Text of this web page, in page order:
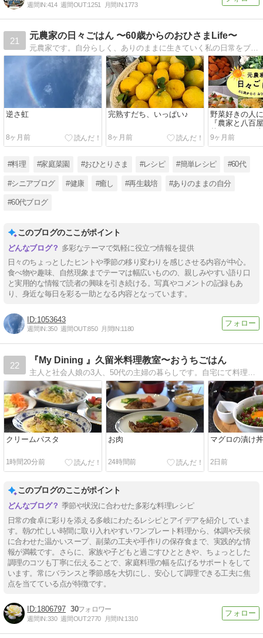
週間IN:414 週間OUT:1251 月間IN:1773
21
元農家の日々ごはん 〜60歳からのおひさまLife〜
元農家です。自分らしく、ありのままに生きていく私の日常をブログに書いていきたいと思います。記事内容は、料理、プランター栽培、再生栽培などなど。ぜひ一度見てくださいね！
逆さ虹
8ヶ月前
完熟すだち、いっぱい♪
8ヶ月前
野菜好きの人
『農家と八百
菜まるごと！
ピ』発売のお
9ヶ月前
#料理 #家庭菜園 #おひとりさま #レシピ #簡単レシピ #60代
#シニアブログ #健康 #癒し #再生栽培 #ありのままの自分
#60代ブログ
このブログのここがポイント
多彩なテーマで気軽に役立つ情報を提供
日々のちょっとしたヒントや季節の移り変わりを感じさせる内容が中心。
食べ物や趣味、自然現象までテーマは幅広いものの、親しみやすい語り口
と実用的な情報で読者の興味を引き続ける。写真やコメントの記録もあ
り、身近な毎日を彩る一助となる内容となっています。
1053643
週間IN:350 週間OUT:850 月間IN:1180
22
『My Dining 』久留米料理教室〜おうちごはん
クリームパスタ
1時間20分前
お肉
24時間前
マグロの漬け丼
2日前
このブログのここがポイント
季節や状況に合わせた多彩な料理レシピ
日常の食卓に彩りを添える多岐にわたるレシピとアイデアを紹介していま
す。朝の忙しい時間に取り入れやすいワンプレート料理から、体調や天候
に合わせた温かいスープ、副菜の工夫や手作りの保存食まで、実践的な情
報が満載です。さらに、家族や子どもと過ごすひとときや、ちょっとした
調理のコツも丁寧に伝えることで、家庭料理の幅を広げるサポートをして
います。常にバランスと季節感を大切にし、安心して調理できる工夫に焦
点を当てている点が特徴です。
1806797 30
週間IN:330 週間OUT:2770 月間IN:1310